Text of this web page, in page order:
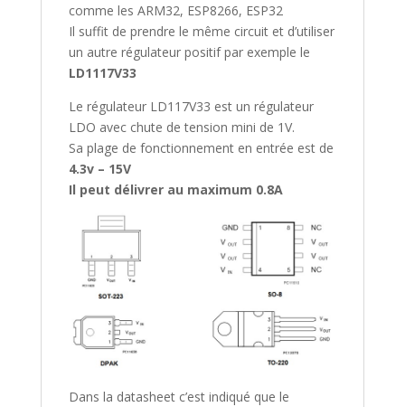
comme les ARM32, ESP8266, ESP32
Il suffit de prendre le même circuit et d’utiliser
un autre régulateur positif par exemple le
LD1117V33
Le régulateur LD117V33 est un régulateur
LDO avec chute de tension mini de 1V.
Sa plage de fonctionnement en entrée est de
4.3v – 15V
Il peut délivrer au maximum 0.8A
Dans la datasheet c’est indiqué que le